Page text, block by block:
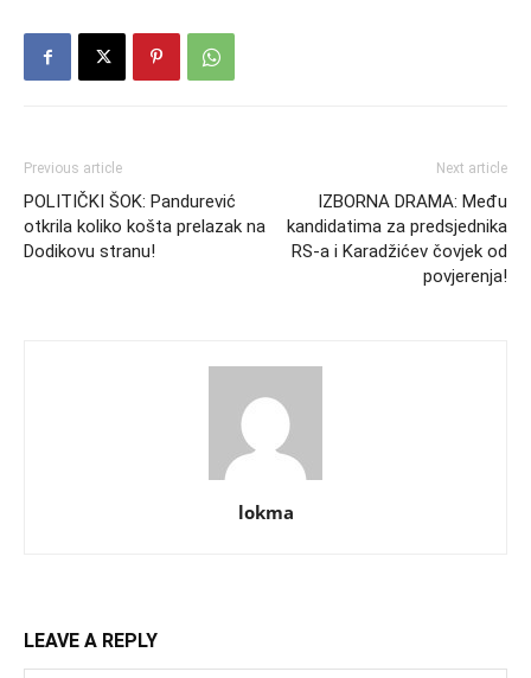
Previous article
POLITIČKI ŠOK: Pandurević
otkrila koliko košta prelazak na
Dodikovu stranu!
Next article
IZBORNA DRAMA: Među
kandidatima za predsjednika
RS-a i Karadžićev čovjek od
povjerenja!
lokma
LEAVE A REPLY